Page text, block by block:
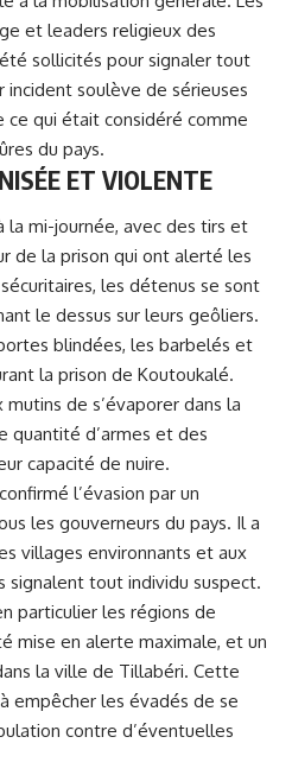
et leaders religieux des
sollicités pour signaler tout
incident soulève de sérieuses
ce qui était considéré comme
du pays.
ET VIOLENTE
la mi-journée, avec des tirs et
de la prison qui ont alerté les
les détenus se sont
le dessus sur leurs geôliers.
blindées, les barbelés et
la prison de Koutoukalé.
de s’évaporer dans la
quantité d’armes et des
capacité de nuire.
l’évasion par un
les gouverneurs du pays. Il a
villages environnants et aux
signalent tout individu suspect.
particulier les régions de
mise en alerte maximale, et un
la ville de Tillabéri. Cette
empêcher les évadés de se
contre d’éventuelles